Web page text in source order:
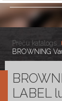
Preču katalogs
BROWNING
LABEL